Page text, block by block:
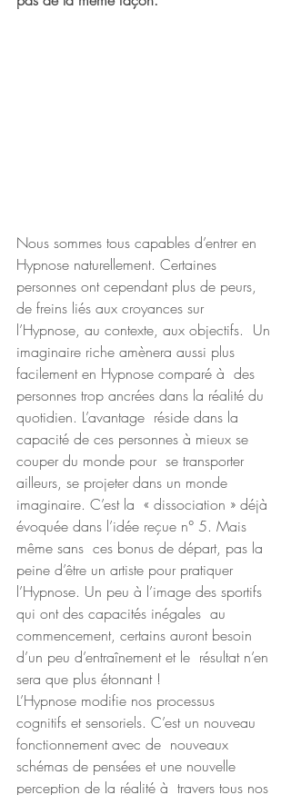
Nous sommes tous capables d’entrer en
Hypnose naturellement. Certaines
personnes ont cependant plus de peurs,
de freins liés aux croyances sur
l’Hypnose, au contexte, aux objectifs.  Un
imaginaire riche amènera aussi plus
facilement en Hypnose comparé à  des
personnes trop ancrées dans la réalité du
quotidien. L’avantage  réside dans la
capacité de ces personnes à mieux se
couper du monde pour  se transporter
ailleurs, se projeter dans un monde
imaginaire. C’est la  « dissociation » déjà
évoquée dans l’idée reçue n° 5. Mais
même sans  ces bonus de départ, pas la
peine d’être un artiste pour pratiquer
l’Hypnose. Un peu à l’image des sportifs
qui ont des capacités inégales  au
commencement, certains auront besoin
d’un peu d’entraînement et le  résultat n’en
sera que plus étonnant !
L’Hypnose modifie nos processus
cognitifs et sensoriels. C’est un nouveau
fonctionnement avec de  nouveaux
schémas de pensées et une nouvelle
perception de la réalité à  travers tous nos